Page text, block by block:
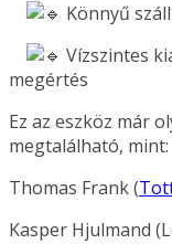
Könnyű
Vízszintes
megértés
Ez az eszköz már
megtalálható, mint:
Thomas Frank (
Kasper Hjulmand